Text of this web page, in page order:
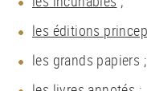
les éditions
les grands papiers ;